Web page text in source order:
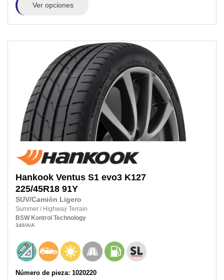
Ver opciones
Hankook Ventus S1 evo3 K127
225/45R18 91Y
SUV/Camión Ligero
Summer / Highway Terrain
BSW Kontrol Technology
340/A/A
Número de pieza: 1020220